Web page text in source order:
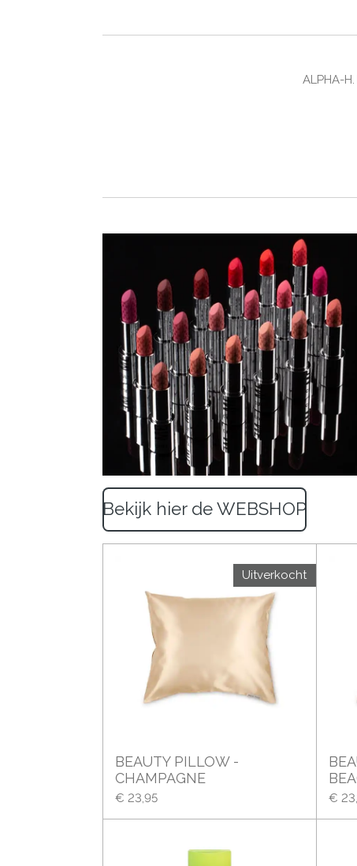
ALPHA-
Bekijk hier de WEBSHOP
Uitverkocht
BEAUTY PILLOW -
CHAMPAGNE
€ 23,95 €